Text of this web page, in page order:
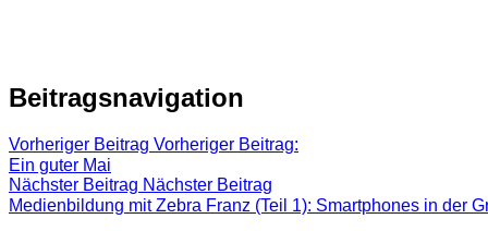
Beitragsnavigation
Vorheriger Beitrag Vorheriger Beitrag:
Ein guter Mai
Nächster Beitrag Nächster Beitrag
Medienbildung mit Zebra Franz (Teil 1): Smartphones in der